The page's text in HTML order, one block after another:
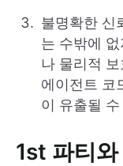
불명확한 신
는 수밖에
나 물리적
에이전트 코
이 유출될
1st 파티